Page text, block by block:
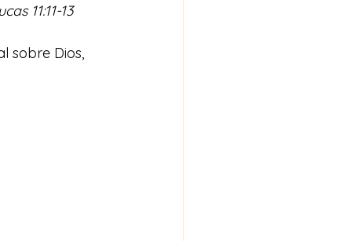
11:11-13
sobre Dios,